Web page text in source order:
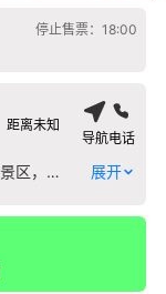
停止售票：18:00
距离未知
导航电话
燊海井位于四川省自贡市，是国家4A级旅游景区，是一处独具特色的旅游胜地。 景区内山水相映，景色宜人，古建筑群保存完整，文物古迹众多，是了解中国历史文化的重要窗口。 景区设施完善，服务优质，设有游客中心、停车场、餐饮住宿等配套设施，为游客提供便捷舒适的旅游体验。 建议聘请讲解员或使用语音导览，深入了解景区的历史故事和文化内涵。 展开